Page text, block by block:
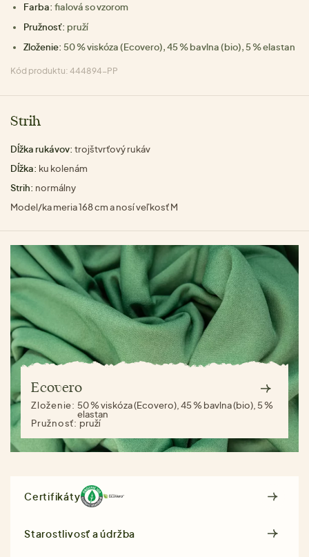
Farba: fialová so vzorom
Pružnosť: pruží
Zloženie: 50 % viskóza (Ecovero), 45 % bavlna (bio), 5 % elastan
Kód produktu: 444894-PP
Strih
Dĺžka rukávov: trojštvrťový rukáv
Dĺžka: ku kolenám
Strih: normálny
Model/ka meria 168 cm a nosí veľkosť M
Ecovero
Zloženie: 50 % viskóza (Ecovero), 45 % bavlna (bio), 5 %
elastan
Pružnosť: pruží
Certifikáty
Starostlivosť a údržba